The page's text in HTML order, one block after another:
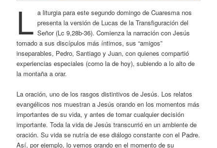
L a liturgia para este segundo domingo de Cuaresma nos
presenta la versión de Lucas de la Transfiguración del
Señor (Lc 9,28b-36). Comienza la narración con Jesús
tomado a sus discípulos más íntimos, sus “amigos”
inseparables, Pedro, Santiago y Juan, con quienes compartió
experiencias especiales (como la de hoy), subiendo a lo alto de
la montaña a orar.
La oración, uno de los rasgos distintivos de Jesús. Los relatos
evangélicos nos muestran a Jesús orando en los momentos más
importantes de su vida, y antes de tomar cualquier decisión
importante. Toda la vida de Jesús transcurrió en un ambiente de
oración. Su vida se nutría de ese diálogo constante con el Padre.
Así, por ejemplo, lo vemos orando en el momento de su